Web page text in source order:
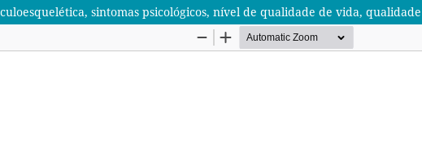
sintomas psicológicos, nível de qualidade de vida,